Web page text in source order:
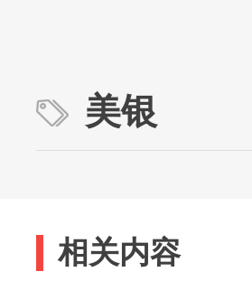
美银
相关内容